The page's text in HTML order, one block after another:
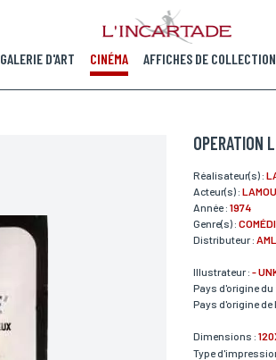
GALERIE D'ART CINÉMA AFFICHES DE COLLECTION
OPERATION
Réalisateur(s) :
Acteur(s) :
Année : 1974
Genre(s) :
Distributeur :
Illustrateur : -
Pays d'origine du
Pays d'origine de
Dimensions :
Type